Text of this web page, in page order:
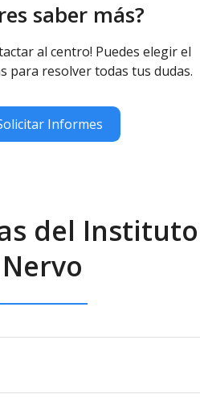
saber más?
al centro! Puedes elegir el
para resolver todas tus dudas.
Informes
del
Nervo